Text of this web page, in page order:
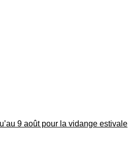
9 août pour la vidange estivale